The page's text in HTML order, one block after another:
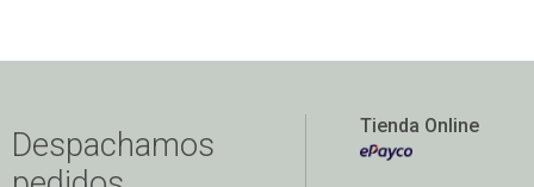
Despachamos
Tienda Online